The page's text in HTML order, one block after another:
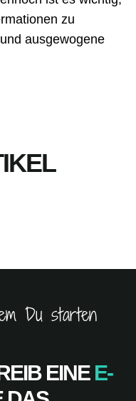
zu
ausgewogene
Du starten
EINE E-